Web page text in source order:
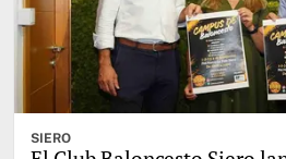
SIERO